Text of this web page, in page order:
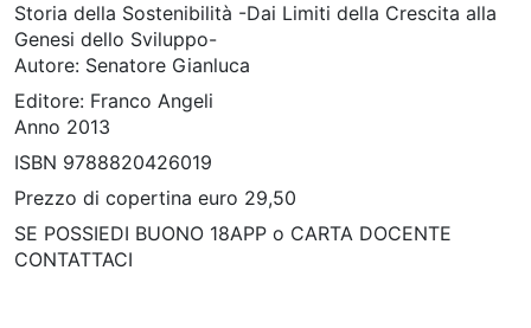
Storia della Sostenibilità -Dai Limiti della Crescita alla
Genesi dello Sviluppo-
Autore: Senatore Gianluca
Editore: Franco Angeli
Anno 2013
ISBN 9788820426019
Prezzo di copertina euro 29,50
SE POSSIEDI BUONO 18APP o CARTA DOCENTE
CONTATTACI